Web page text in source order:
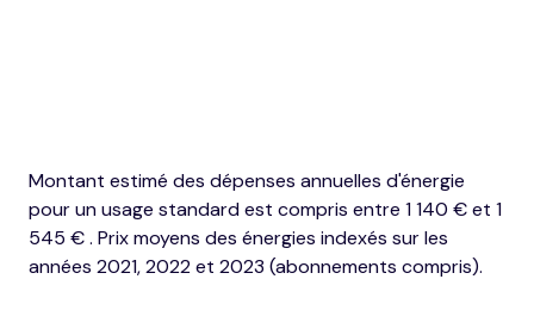
Montant estimé des dépenses annuelles d'énergie
pour un usage standard est compris entre 1 140 € et 1
545 € . Prix moyens des énergies indexés sur les
années 2021, 2022 et 2023 (abonnements compris).